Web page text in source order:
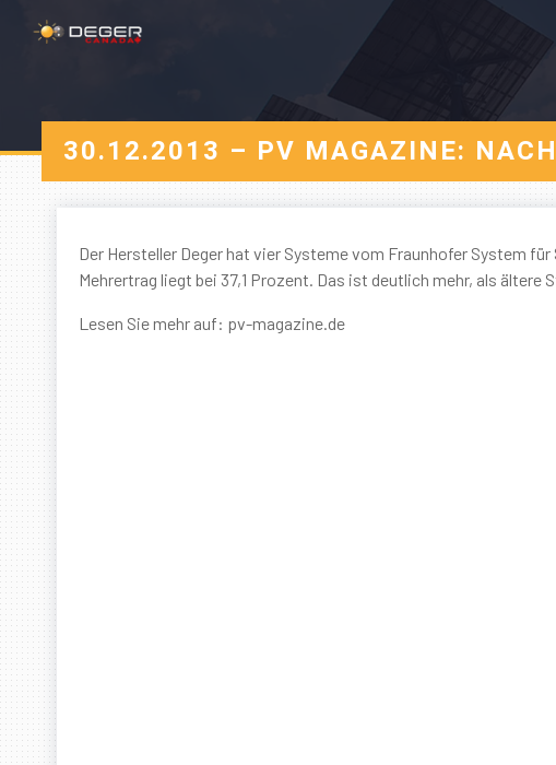
30.12.2013 – PV MAGAZINE:
Der Hersteller Deger hat vier Systeme vom Fraunhofer System
Mehrertrag liegt bei 37,1 Prozent. Das ist deutlich mehr, als ältere
Lesen Sie mehr auf: pv-magazine.de